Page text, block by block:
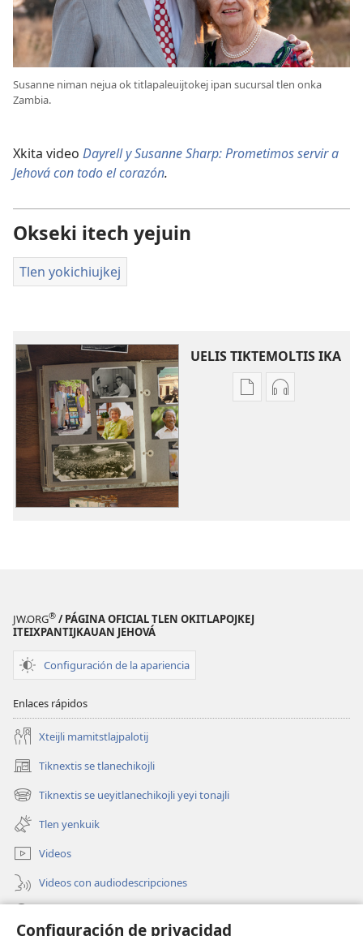
Configuración de privacidad
Susanne niman nejua ok titlapaleuijtokej ipan sucursal tlen onka
Zambia.
Xkita video Dayrell y Susanne Sharp: Prometimos servir a
Jehová con todo el corazón.
Okseki itech yejuin
Tlen yokichiujkej
UELIS TIKTEMOLTIS IKA
KenonKenon
JW.ORG® / PÁGINA OFICIAL TLEN OKITLAPOJKEJ
ITEIXPANTIJKAUAN JEHOVÁ
Configuración de la apariencia
Enlaces rápidos
Xteijli mamitstlajpalotij
Tiknextis se tlanechikojli
(abre
una
nueva
ventana)
Tiknextis se ueyitlanechikojli yeyi tonajli
(abre
una
nueva
ventana)
Tlen yenkuik
Videos
Videos con audiodescripciones